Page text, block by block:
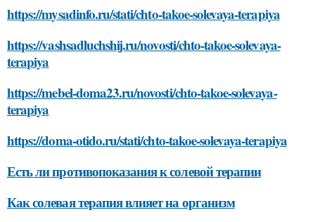
https://mysadinfo.ru/stati/chto-takoe-solevaya-terapiya
https://vashsadluchshij.ru/novosti/chto-takoe-solevaya-
terapiya
https://mebel-doma23.ru/novosti/chto-takoe-solevaya-
terapiya
https://doma-otido.ru/stati/chto-takoe-solevaya-terapiya
Есть ли противопоказания к солевой терапии
Как солевая терапия влияет на организм